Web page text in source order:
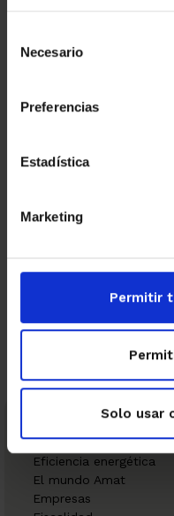
Necesario
Preferencias
Estadística
Marketing
Permitir
Solo usar
Eficiencia energética
El mundo Amat
Empresas